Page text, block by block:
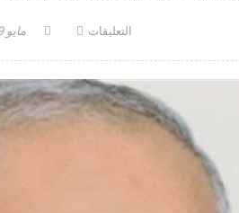
مايو 19, 2020 Authorالتعليقاتعلى
يوم
القدس
العالمي